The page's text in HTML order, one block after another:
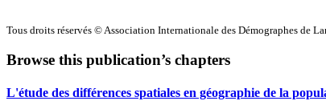
Tous droits réservés © Association Internationale des Démographes de
Browse this publication’s chapters
L'étude des différences spatiales en géographie de la